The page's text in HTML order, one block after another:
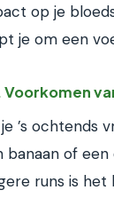
op je
je om een
Voorkomen
’s ochtends
banaan of
runs is